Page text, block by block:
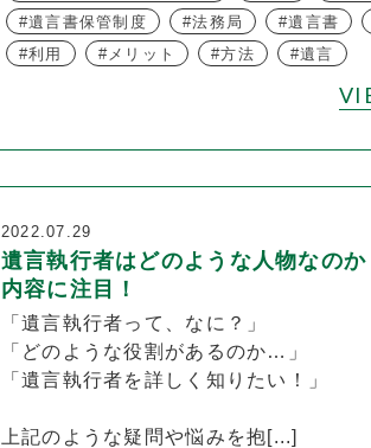
遺言書保管制度
法務局 遺言書
利用
メリット 方法 遺言
2022.07.29
遺言執行者はどのような人物なの
内容に注目！
「遺言執行者って、なに？」
「どのような役割があるのか…」
「遺言執行者を詳しく知りたい！」
上記のような疑問や悩みを抱[...]